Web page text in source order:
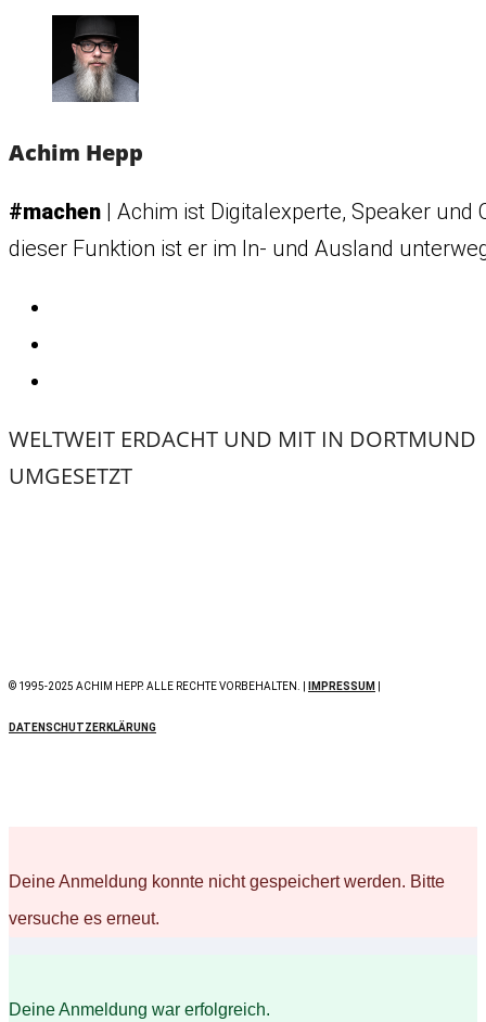
Achim Hepp
#machen | Achim ist Digitalexperte, Speaker
dieser Funktion ist er im In- und Ausland
WELTWEIT ERDACHT UND MIT IN DORTMUND
UMGESETZT
© 1995-2025 ACHIM HEPP. ALLE RECHTE VORBEHALTEN. | IMPRESSUM
DATENSCHUTZERKLÄRUNG
Deine Anmeldung konnte nicht gespeichert werden. Bitte
versuche es erneut.
Deine Anmeldung war erfolgreich.